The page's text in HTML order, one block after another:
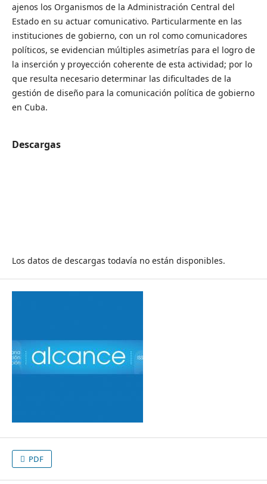
ajenos los Organismos de la Administración Central del
Estado en su actuar comunicativo. Particularmente en las
instituciones de gobierno, con un rol como comunicadores
políticos, se evidencian múltiples asimetrías para el logro de
la inserción y proyección coherente de esta actividad; por lo
que resulta necesario determinar las dificultades de la
gestión de diseño para la comunicación política de gobierno
en Cuba.
Descargas
Los datos de descargas todavía no están disponibles.
PDF